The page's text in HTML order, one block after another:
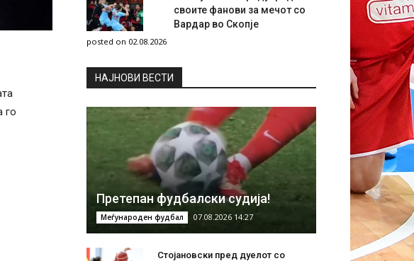
го
своите фанови за мечот со
Вардар во Скопје
posted on 02.08.2026
НAЈНОВИ ВЕСТИ
Претепан фудбалски судија!
Меѓународен фудбал 07.08.2026 14:27
Стојановски пред дуелот со